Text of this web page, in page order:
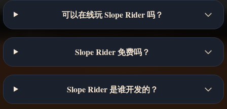
可以在线玩 Slope Rider 吗？
Slope Rider 免费吗？
Slope Rider 是谁开发的？